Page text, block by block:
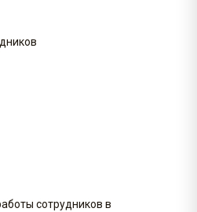
сотрудников в